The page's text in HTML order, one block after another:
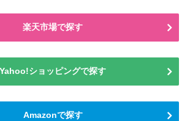
楽天市場で探す
Yahoo!ショッピングで探す
Amazonで探す